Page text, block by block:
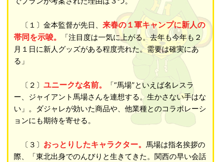
〔１〕金本監督が先日、 来春の１軍キャンプに新人の
帯同を示唆。
「注目度は一気に上がる。去年も今年も２
月１日に新人グッズがある程度売れた。需要は確実にあ
る」
〔２〕 ユニークな名前。
「“馬場”といえば名レスラ
ー、ジャイアント馬場さんを連想する。生かさない手はな
い」。ダジャレが効いた商品や、他業種とのコラボレーシ
ョンにも期待を寄せる。
〔３〕 おっとりしたキャラクター。 馬場は指名挨拶の
際、「東北出身でのんびりと生きてきた。関西の早い会話